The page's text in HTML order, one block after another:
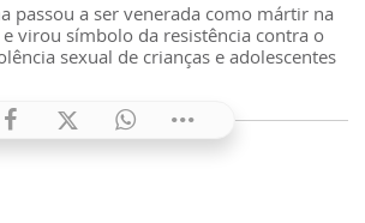
passou a ser venerada como mártir na
e virou símbolo da resistência contra o
sexual de crianças e adolescentes